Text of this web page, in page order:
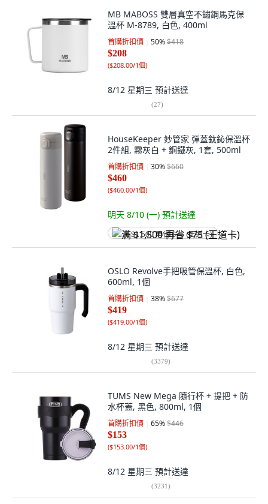
MB MABOSS 雙層真空不鏽鋼馬克保
溫杯 M-8789, 白色, 400ml
首購折扣價 50%$418
$208
($208.00/1個)
8/12 星期三 預計送達
(27)
HouseKeeper 妙管家 彈蓋鈦鈊保溫杯
2件組, 霧灰白 + 鋼鐵灰, 1套, 500ml
首購折扣價 30%$660
$460
($460.00/1個)
明天 8/10 (一) 預計送達
满 $1,500 再省 $75 (王道卡)
OSLO Revolve手把吸管保溫杯, 白色,
600ml, 1個
首購折扣價 38%$677
$419
($419.00/1個)
8/12 星期三 預計送達
(3379)
TUMS New Mega 隨行杯 + 提把 + 防
水杯蓋, 黑色, 800ml, 1個
首購折扣價 65%$446
$153
($153.00/1個)
8/12 星期三 預計送達
(3231)